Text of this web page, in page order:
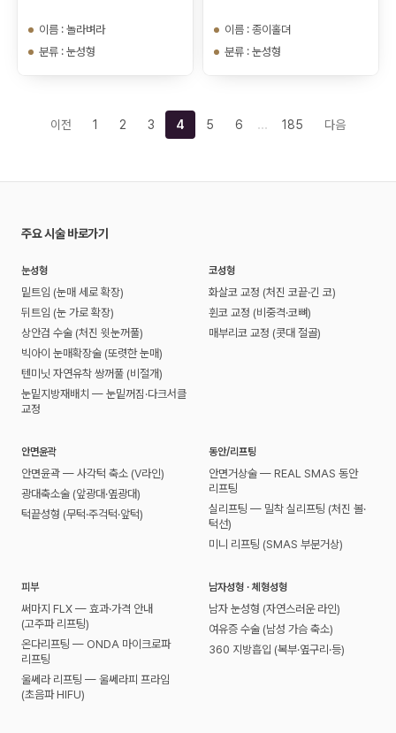
이름 : 놀라벼라
분류 : 눈성형
이름 : 종이홀뎌
분류 : 눈성형
이전 1 2 3 4 5 6 … 185 다음
주요 시술 바로가기
눈성형
밑트임 (눈매 세로 확장)
뒤트임 (눈 가로 확장)
상안검 수술 (처진 윗눈꺼풀)
빅아이 눈매확장술 (또렷한 눈매)
텐미닛 자연유착 쌍꺼풀 (비절개)
눈밑지방재배치 — 눈밑꺼짐·다크서클
교정
코성형
화살코 교정 (처진 코끝·긴 코)
휜코 교정 (비중격·코뼈)
매부리코 교정 (콧대 절골)
안면윤곽
안면윤곽 — 사각턱 축소 (V라인)
광대축소술 (앞광대·옆광대)
턱끝성형 (무턱·주걱턱·앞턱)
동안/리프팅
안면거상술 — REAL SMAS 동안
리프팅
실리프팅 — 밀착 실리프팅 (처진 볼·
턱선)
미니 리프팅 (SMAS 부분거상)
피부
써마지 FLX — 효과·가격 안내
(고주파 리프팅)
온다리프팅 — ONDA 마이크로파
리프팅
울쎄라 리프팅 — 울쎄라피 프라임
(초음파 HIFU)
남자성형 · 체형성형
남자 눈성형 (자연스러운 라인)
여유증 수술 (남성 가슴 축소)
360 지방흡입 (복부·옆구리·등)